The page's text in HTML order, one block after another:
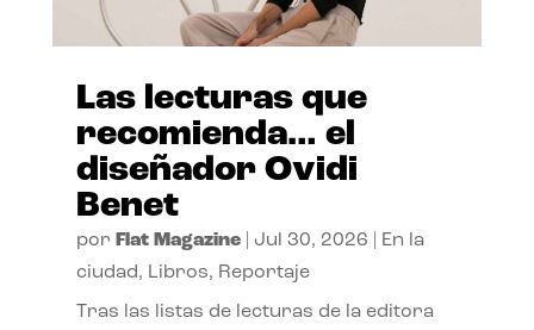
Las lecturas que
recomienda… el
diseñador Ovidi
Benet
por Flat Magazine| Jul 30, 2026
En la
ciudad, Libros, Reportaje
Tras las listas de lecturas de la editora